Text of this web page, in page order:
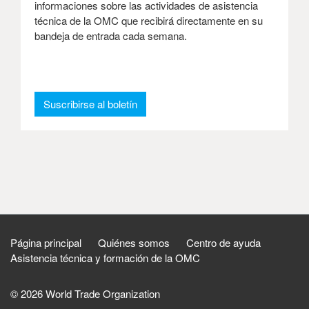
informaciones sobre las actividades de asistencia
técnica de la OMC que recibirá directamente en su
bandeja de entrada cada semana.
Suscribirse al boletín: Boletín semanal
Página principal Quiénes somos
Centro de ayuda
Asistencia técnica y formación de la OMC
© 2026 World Trade Organization